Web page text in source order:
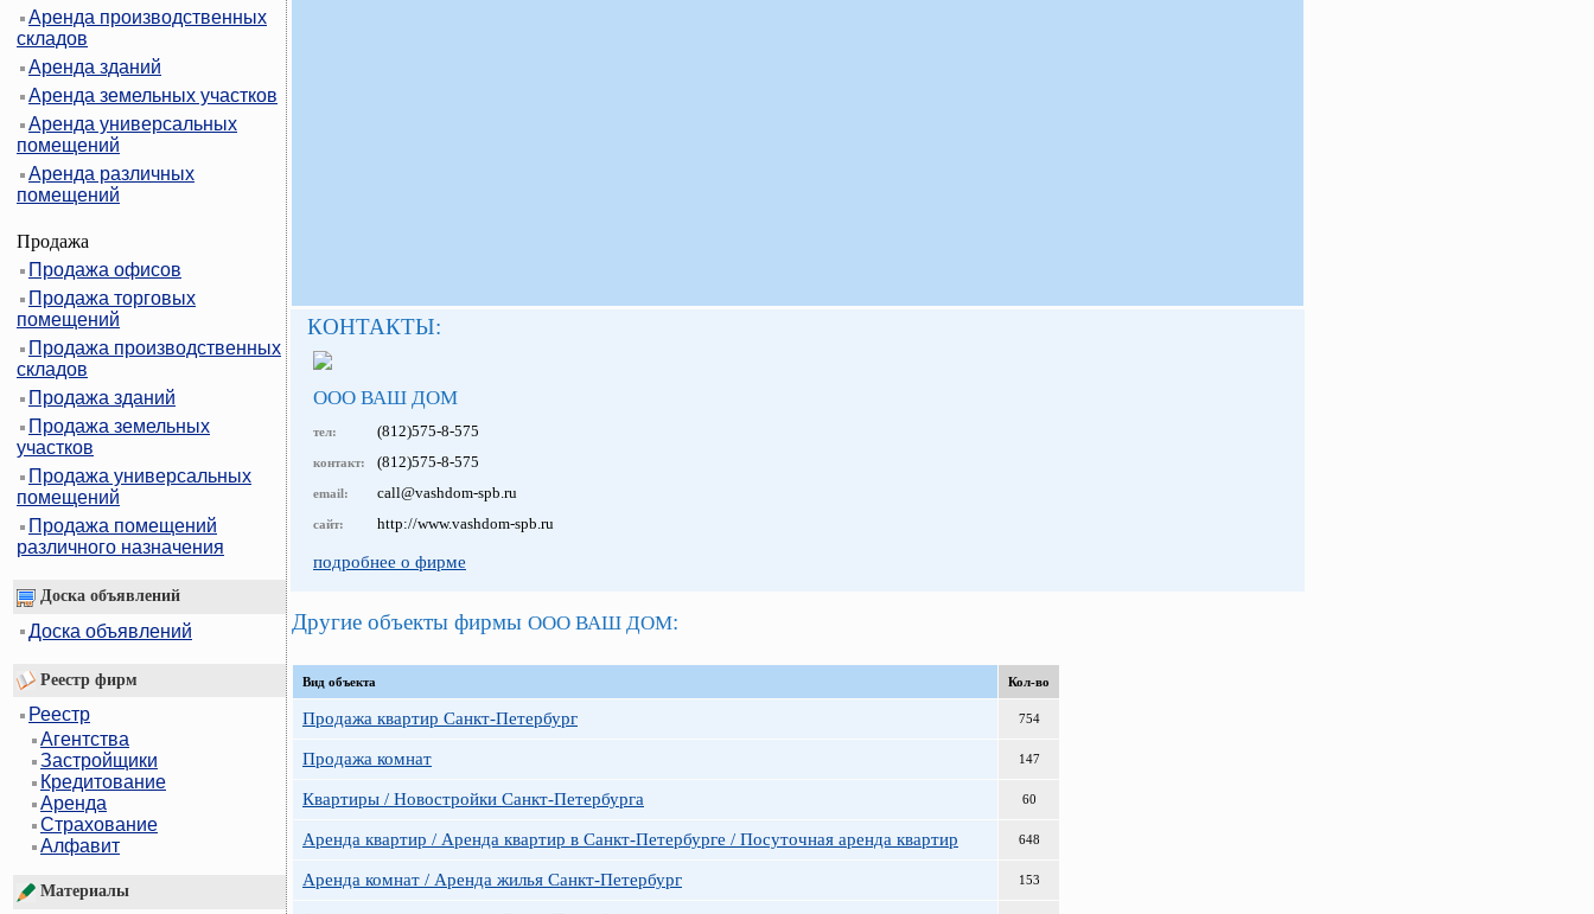
Аренда производственных
складов
Аренда зданий
Аренда земельных участков
Аренда универсальных
помещений
Аренда различных
помещений
Продажа
Продажа офисов
Продажа торговых
помещений
Продажа производственных
складов
Продажа зданий
Продажа земельных
участков
Продажа универсальных
помещений
Продажа помещений
различного назначения
Доска объявлений
Доска объявлений
Реестр фирм
Реестр
Агентства
Застройщики
Кредитование
Аренда
Страхование
Алфавит
Материалы
КОНТАКТЫ:
ООО ВАШ ДОМ
тел: (812)575-8-575
контакт: (812)575-8-575
email: call@vashdom-spb.ru
сайт: http://www.vashdom-spb.ru
подробнее о фирме
Другие объекты фирмы ООО ВАШ ДОМ:
Вид объекта Кол-во
Продажа квартир Санкт-Петербург 754
Продажа комнат 147
Квартиры / Новостройки Санкт-Петербурга 60
Аренда квартир / Аренда квартир в Санкт-Петербурге / Посуточная аренда квартир 648
Аренда комнат / Аренда жилья Санкт-Петербург 153